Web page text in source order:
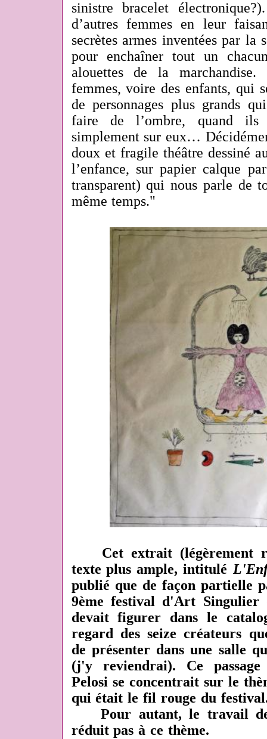
sinistre bracelet
d’autres femmes en leur
secrètes armes inventées par la
pour enchaîner tout un
alouettes de la marchandise.
femmes, voire des enfants, qui
de personnages plus grands
faire de l’ombre, quand
simplement sur eux…
doux et fragile théâtre dessiné
l’enfance, sur papier calque
transparent) qui nous parle de
même temps."
Cet extrait (légèrement
texte plus ample, intitulé
publié que de façon partielle
9ème festival d'Art Singulier
devait figurer dans le
regard des seize créateurs
de présenter dans une salle
(j'y reviendrai). Ce
Pelosi se concentrait sur le
qui était le fil rouge du
Pour autant, le travail de
réduit pas à ce thème.